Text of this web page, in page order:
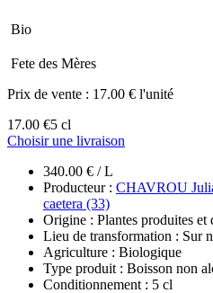
Bio
Fete des Mères
Prix de vente : 17.00 € l'unité
17.00 €5 cl
Choisir une livraison
340.00 € / L
Producteur : CHAVROU
caetera (33)
Origine : Plantes produites et
Lieu de transformation : Sur
Agriculture : Biologique
Type produit : Boisson non
Conditionnement : 5 cl